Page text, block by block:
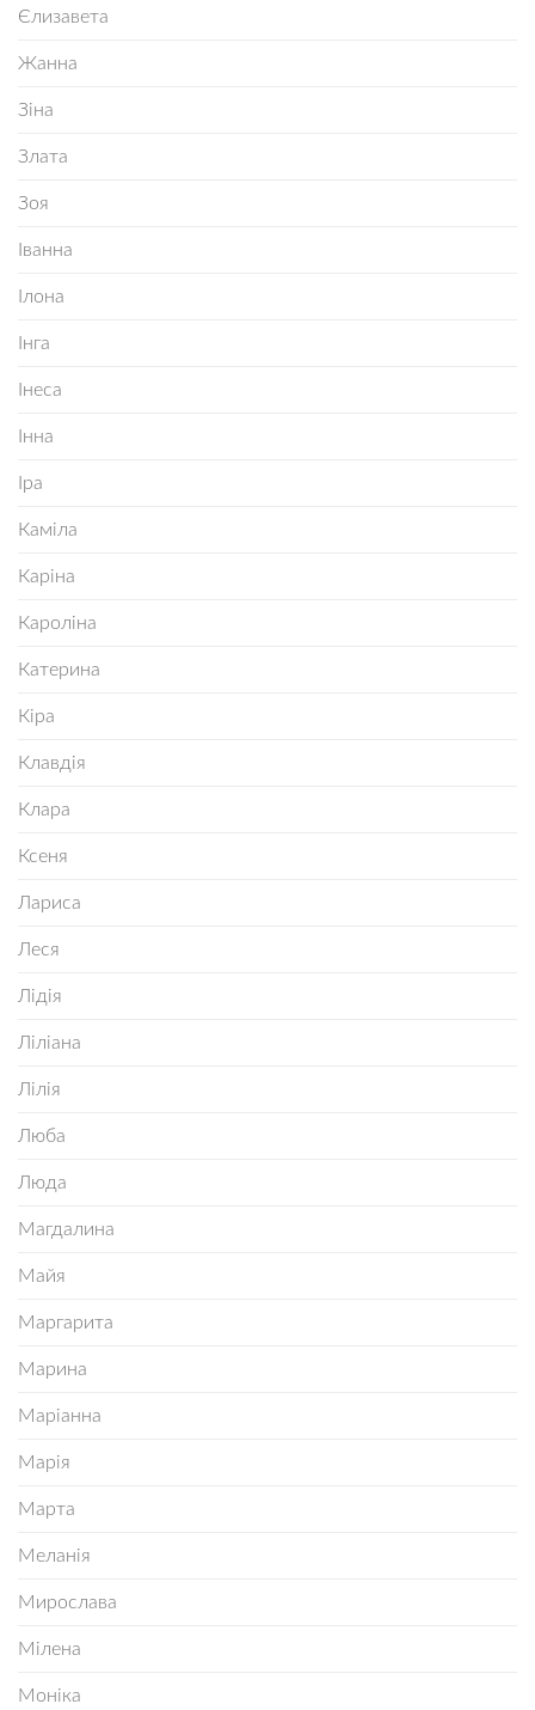
Єлизавета
Жанна
Зіна
Злата
Зоя
Іванна
Ілона
Інга
Інеса
Інна
Іра
Каміла
Каріна
Кароліна
Катерина
Кіра
Клавдія
Клара
Ксеня
Лариса
Леся
Лідія
Ліліана
Лілія
Люба
Люда
Магдалина
Майя
Маргарита
Марина
Маріанна
Марія
Марта
Меланія
Мирослава
Мілена
Моніка